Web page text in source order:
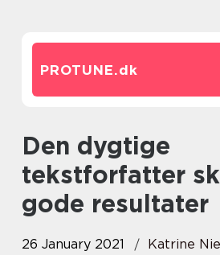
PROTUNE.dk
Den dygtige
tekstforfatter
gode resultater
26 January 2021
Katrine